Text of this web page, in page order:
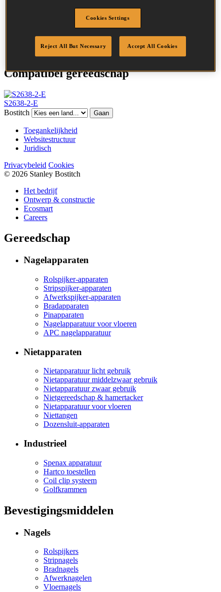
25.0 mm
Stanox
Uiteenlopende
Compatibel gereedschap
S2638-2-E
Bostitch
Gaan
Toegankelijkheid
Websitestructuur
Juridisch
Privacybeleid Cookies
© 2026 Stanley Bostitch
Het bedrijf
Ontwerp & constructie
Ecosmart
Careers
Gereedschap
Nagelapparaten
Rolspijker-apparaten
Stripspijker-apparaten
Afwerkspijker-apparaten
Bradapparaten
Pinapparaten
Nagelapparatuur voor vloeren
APC nagelapparatuur
Nietapparaten
Nietapparatuur licht gebruik
Nietapparatuur middelzwaar gebruik
Nietapparatuur zwaar gebruik
Nietgereedschap & hamertacker
Nietapparatuur voor vloeren
Niettangen
Dozensluit-apparaten
Industrieel
Spenax apparatuur
Hartco toestellen
Coil clip systeem
Golfkrammen
Bevestigingsmiddelen
Nagels
Rolspijkers
Stripnagels
Bradnagels
Afwerknagelen
Vloernagels
Cookies Settings
Reject All But Necessary Accept All Cookies